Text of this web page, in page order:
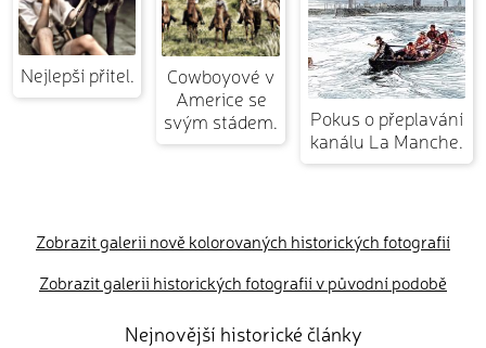
Nejlepší přítel.
Cowboyové v
Americe se
svým stádem.
Pokus o přeplavání
kanálu La Manche.
Zobrazit galerii nově kolorovaných historických fotografií
Zobrazit galerii historických fotografií v původní podobě
Nejnovější historické články